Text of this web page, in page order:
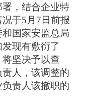
，结合企业特
于5月7日前报
国家安监总局
现有敷衍了
坚决予以查
人，该调整的
责人该撤职的